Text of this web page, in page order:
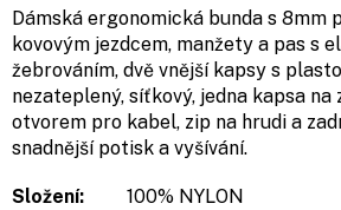
Dámská ergonomická bunda s 8mm
kovovým jezdcem, manžety a pas s
žebrováním, dvě vnější kapsy s
nezateplený, síťkový, jedna kapsa
otvorem pro kabel, zip na hrudi a
snadnější potisk a vyšívání.
Složení:
100% NYLON